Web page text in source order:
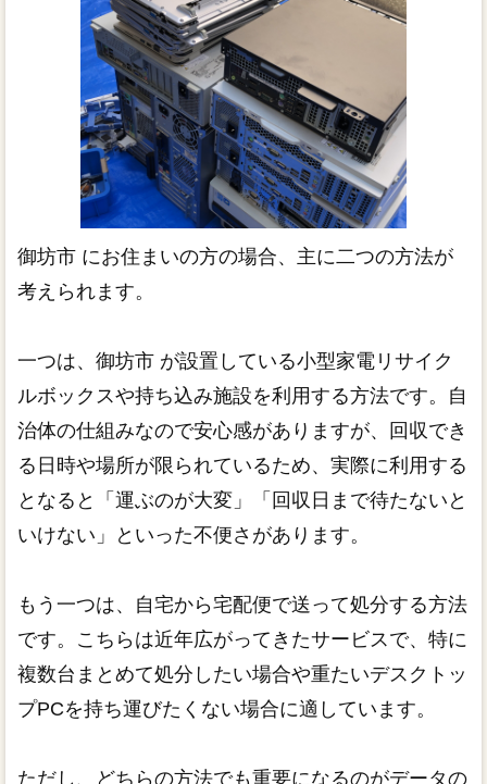
御坊市 にお住まいの方の場合、主に二つの方法が
考えられます。
一つは、御坊市 が設置している小型家電リサイク
ルボックスや持ち込み施設を利用する方法です。自
治体の仕組みなので安心感がありますが、回収でき
る日時や場所が限られているため、実際に利用する
となると「運ぶのが大変」「回収日まで待たないと
いけない」といった不便さがあります。
もう一つは、自宅から宅配便で送って処分する方法
です。こちらは近年広がってきたサービスで、特に
複数台まとめて処分したい場合や重たいデスクトッ
プPCを持ち運びたくない場合に適しています。
ただし、どちらの方法でも重要になるのがデータの